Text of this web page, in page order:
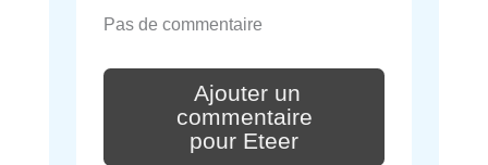
Pas de commentaire
Ajouter un
commentaire
pour Eteer